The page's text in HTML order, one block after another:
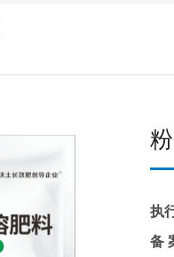
执
备